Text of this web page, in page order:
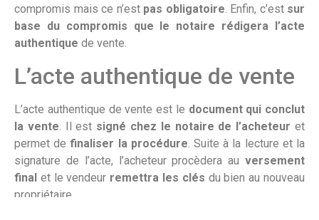
compromis mais ce n’est pas obligatoire. Enfin, c’est sur
base du compromis que le notaire rédigera l’acte
authentique de vente.
L’acte authentique de vente
L’acte authentique de vente est le document qui conclut
la vente . Il est signé chez le notaire de l’acheteur et
permet definaliser la procédure . Suite à la lecture et la
signature de l’acte, l’acheteur procèdera au versement
final et le vendeur remettra les clés du bien au nouveau
propriétaire.